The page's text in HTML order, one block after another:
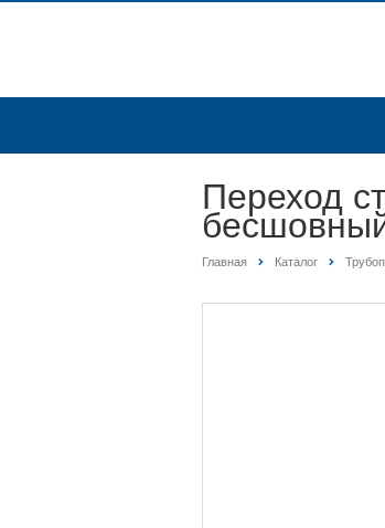
Переход
Главная Каталог